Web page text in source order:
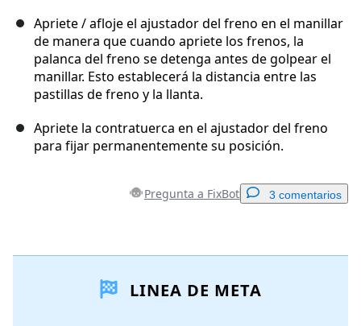
Apriete / afloje el ajustador del freno en el manillar
de manera que cuando apriete los frenos, la
palanca del freno se detenga antes de golpear el
manillar. Esto establecerá la distancia entre las
pastillas de freno y la llanta.
Apriete la contratuerca en el ajustador del freno
para fijar permanentemente su posición.
Pregunta a FixBot 3 comentarios
Agregar ComentarioLINEA DE META